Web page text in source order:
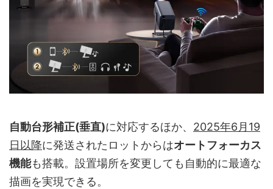
自動台形補正(垂直)に対応するほか、 2025年6月19
日以降に発送されたロットからはオートフォーカス
機能も搭載。設置場所を変更しても自動的に最適な
描画を実現できる。